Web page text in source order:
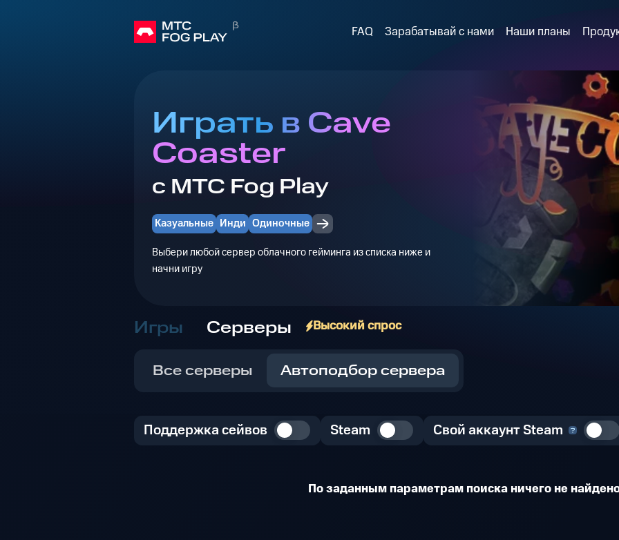
FAQ Зарабатывай с нами Наши планы
Играть в Cave
Coaster
с МТС Fog Play
Казуальные Инди Одиночные
Выбери любой сервер облачного гейминга из списка ниже и
начни игру
Игры Серверы Высокий спрос
Все серверы Автоподбор сервера
Поддержка сейвов Steam Свой аккаунт Steam
По заданным параметрам поиска ничего не